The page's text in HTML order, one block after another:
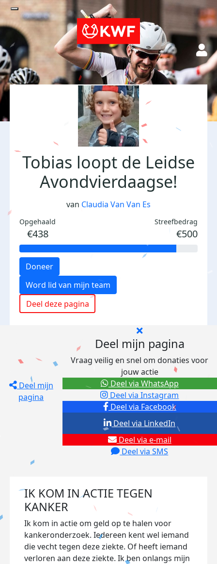
Tobias loopt de Leidse
Avondvierdaagse!
van Claudia Van Van Es
Opgehaald
€438
Streefbedrag
€500
Doneer
Word lid van mijn team
Deel deze pagina
Deel mijn
pagina
Deel mijn pagina
Vraag veilig en snel om donaties voor
jouw actie
Deel via Facebook
Deel via Instagram
Deel via e-mail
Deel via SMS
Deel via LinkedIn
Deel via WhatsApp
IK KOM IN ACTIE TEGEN
KANKER
Ik kom in actie om geld op te halen voor
kankeronderzoek. Iedereen kent wel iemand
die vecht tegen deze ziekte. Of heeft iemand
verloren aan deze ziekte. Ik ben onlangs mijn